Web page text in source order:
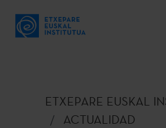
ETXEPARE EUSKAL
ACTUALIDAD